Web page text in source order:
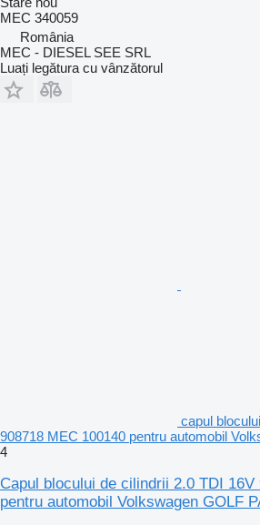
MEC 340059
România
MEC - DIESEL SEE SRL
Luați legătura cu vânzătorul
capul
908718 MEC 100140 pentru automobil
4
Capul blocului de cilindrii 2.0 TDI 16V
pentru automobil Volkswagen GOLF